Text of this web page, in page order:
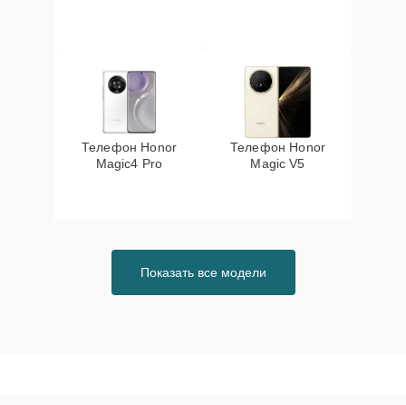
Телефон Honor
Magic4 Pro
Телефон Honor
Magic V5
Показать все модели